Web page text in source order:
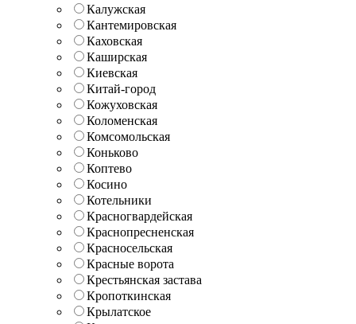
Калужская
Кантемировская
Каховская
Каширская
Киевская
Китай-город
Кожуховская
Коломенская
Комсомольская
Коньково
Коптево
Косино
Котельники
Красногвардейская
Краснопресненская
Красносельская
Красные ворота
Крестьянская застава
Кропоткинская
Крылатское